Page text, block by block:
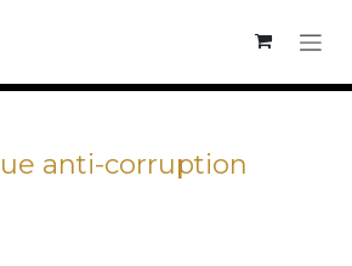
anti-corruption